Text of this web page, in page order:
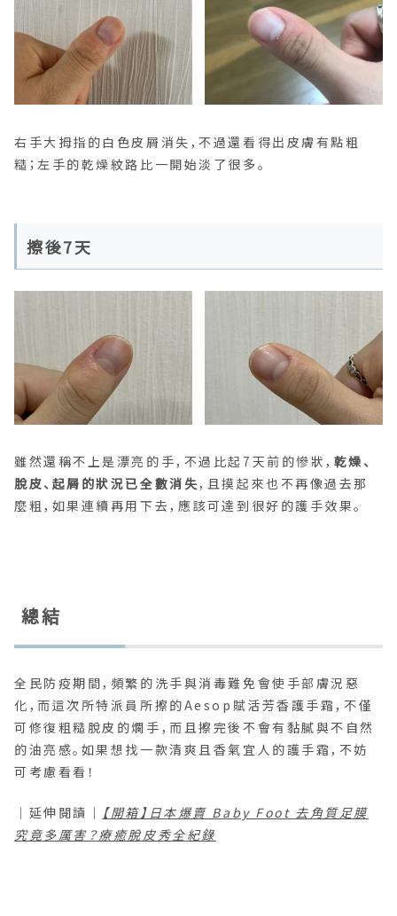
右手大拇指的白色皮屑消失，不過還看得出皮膚有點粗
糙；左手的乾燥紋路比一開始淡了很多。
擦後7天
雖然還稱不上是漂亮的手，不過比起7天前的慘狀， 乾燥、
脫皮、起屑的狀況已全數消失，且摸起來也不再像過去那
麼粗，如果連續再用下去，應該可達到很好的護手效果。
總結
全民防疫期間，頻繁的洗手與消毒難免會使手部膚況惡
化，而這次所特派員所擦的Aesop賦活芳香護手霜，不僅
可修復粗糙脫皮的爛手，而且擦完後不會有黏膩與不自然
的油亮感。如果想找一款清爽且香氣宜人的護手霜，不妨
可考慮看看！
｜延伸閱讀｜ 【開箱】日本爆賣 Baby Foot 去角質足膜
究竟多厲害？療癒脫皮秀全紀錄